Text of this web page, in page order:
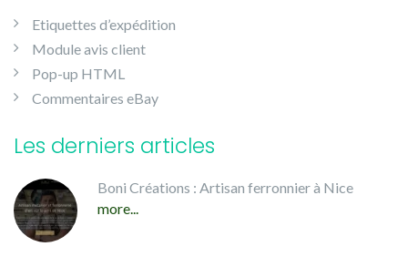
Etiquettes d’expédition
Module avis client
Pop-up HTML
Commentaires eBay
Les derniers articles
Boni Créations : Artisan ferronnier à Nice
more...